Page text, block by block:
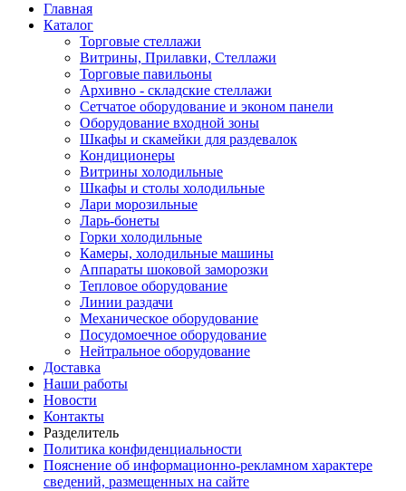
Главная
Каталог
Торговые стеллажи
Витрины, Прилавки, Стеллажи
Торговые павильоны
Архивно - складские стеллажи
Сетчатое оборудование и эконом панели
Оборудование входной зоны
Шкафы и скамейки для раздевалок
Кондиционеры
Витрины холодильные
Шкафы и столы холодильные
Лари морозильные
Ларь-бонеты
Горки холодильные
Камеры, холодильные машины
Аппараты шоковой заморозки
Тепловое оборудование
Линии раздачи
Механическое оборудование
Посудомоечное оборудование
Нейтральное оборудование
Доставка
Наши работы
Новости
Контакты
Разделитель
Политика конфиденциальности
Пояснение об информационно-рекламном характере
сведений, размещенных на сайте